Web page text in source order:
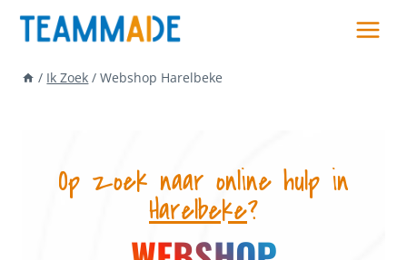
Skip
/ Ik Zoek / Webshop Harelbeke
Op zoek naar online hulp in
Harelbeke?